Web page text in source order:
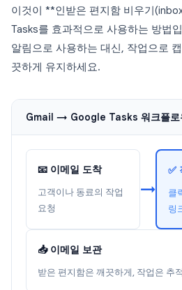
이것이 **인받은 편지함 비우기
Tasks를 효과적으로 사용하는 방법
알림으로 사용하는 대신, 작업으로
끗하게 유지하세요.
Gmail → Google Tasks 워크플로
📧 이메일 도착
고객이나 동료의 작업
요청
→
✅
클
링
📥 이메일 보관
받은 편지함은 깨끗하게, 작업은 추